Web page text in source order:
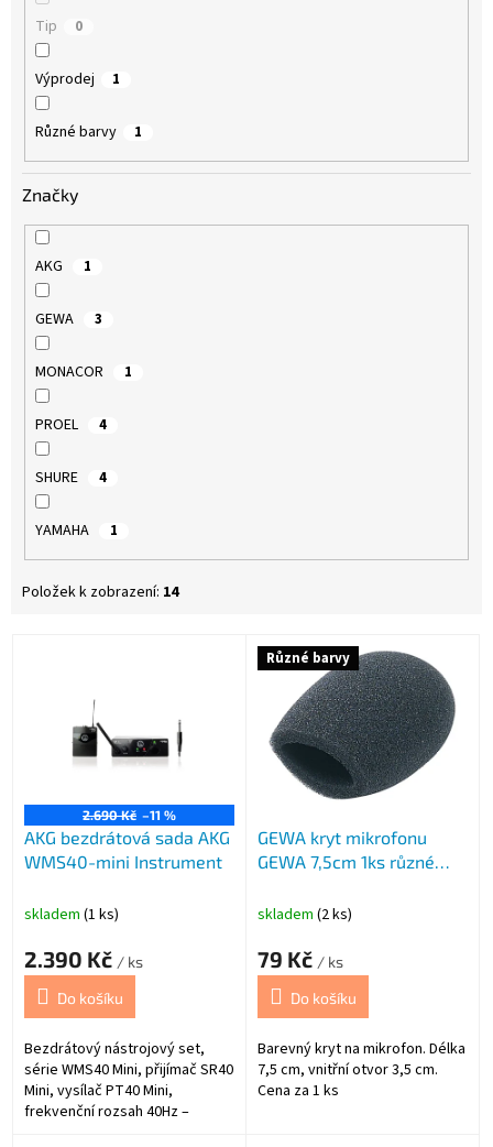
Tip 0
Výprodej 1
Různé barvy 1
Značky
AKG 1
GEWA 3
MONACOR 1
PROEL 4
SHURE 4
YAMAHA 1
Položek k zobrazení: 14
2.690 Kč –11 %
AKG bezdrátová sada AKG
WMS40-mini Instrument
skladem (1 ks)
2.390 Kč / ks
Do košíku
Bezdrátový nástrojový set,
série WMS40 Mini, přijímač SR40
Mini, vysílač PT40 Mini,
frekvenční rozsah 40Hz –
Různé barvy
GEWA kryt mikrofonu
GEWA 7,5cm 1ks různé
skladem (2 ks)
79 Kč / ks
Do košíku
Barevný kryt na mikrofon. Délka
7,5 cm, vnitřní otvor 3,5 cm.
Cena za 1 ks